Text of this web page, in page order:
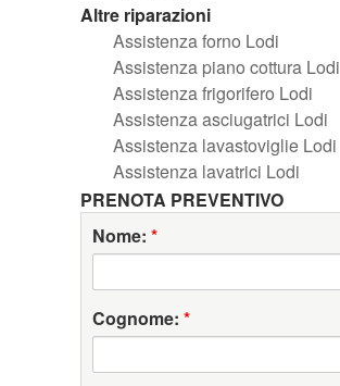
Altre riparazioni
Assistenza forno Lodi
Assistenza piano cottura Lodi
Assistenza frigorifero Lodi
Assistenza asciugatrici Lodi
Assistenza lavastoviglie Lodi
Assistenza lavatrici Lodi
PRENOTA PREVENTIVO
Nome: *
Cognome: *